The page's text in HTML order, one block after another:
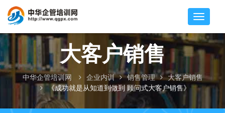
大客户销售
中华企管培训网 企业内训 销售管理
大客户销售
《成功就是从知道到做到 顾问式大客户销售》